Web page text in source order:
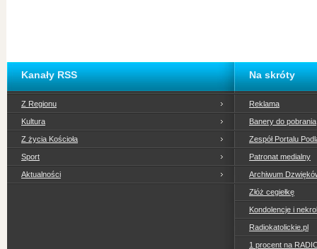
Kanały RSS
Z Regionu
Kultura
Z życia Kościoła
Sport
Aktualności
Na skróty
Reklama
Banery do pobrania
Zespół Portalu
Patronat medialny
Archiwum
Złóż cegiełkę
Kondolencje i
Radiokatolickie.pl
1 procent na